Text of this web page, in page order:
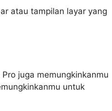
atau tampilan layar yang
juga memungkinkanmu
untuk